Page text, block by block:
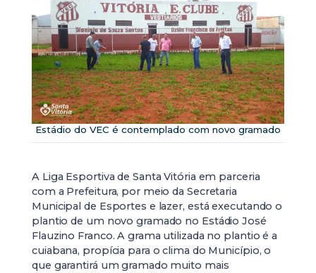
Estádio do VEC é contemplado com novo gramado
A Liga Esportiva de Santa Vitória em parceria
com a Prefeitura, por meio da Secretaria
Municipal de Esportes e lazer, está executando o
plantio de um novo gramado no Estádio José
Flauzino Franco. A grama utilizada no plantio é a
cuiabana, propícia para o clima do Município, o
que garantirá um gramado muito mais